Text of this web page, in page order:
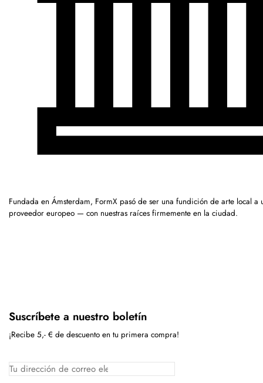
Fundada en Ámsterdam, FormX pasó de ser una fundición de arte local a
proveedor europeo — con nuestras raíces firmemente en la ciudad.
Suscríbete a nuestro boletín
¡Recibe 5,- € de descuento en tu primera compra!